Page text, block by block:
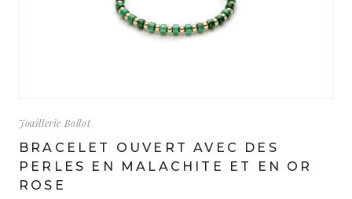
Joaillerie Bollot
BRACELET OUVERT AVEC DES
PERLES EN MALACHITE ET EN OR
ROSE